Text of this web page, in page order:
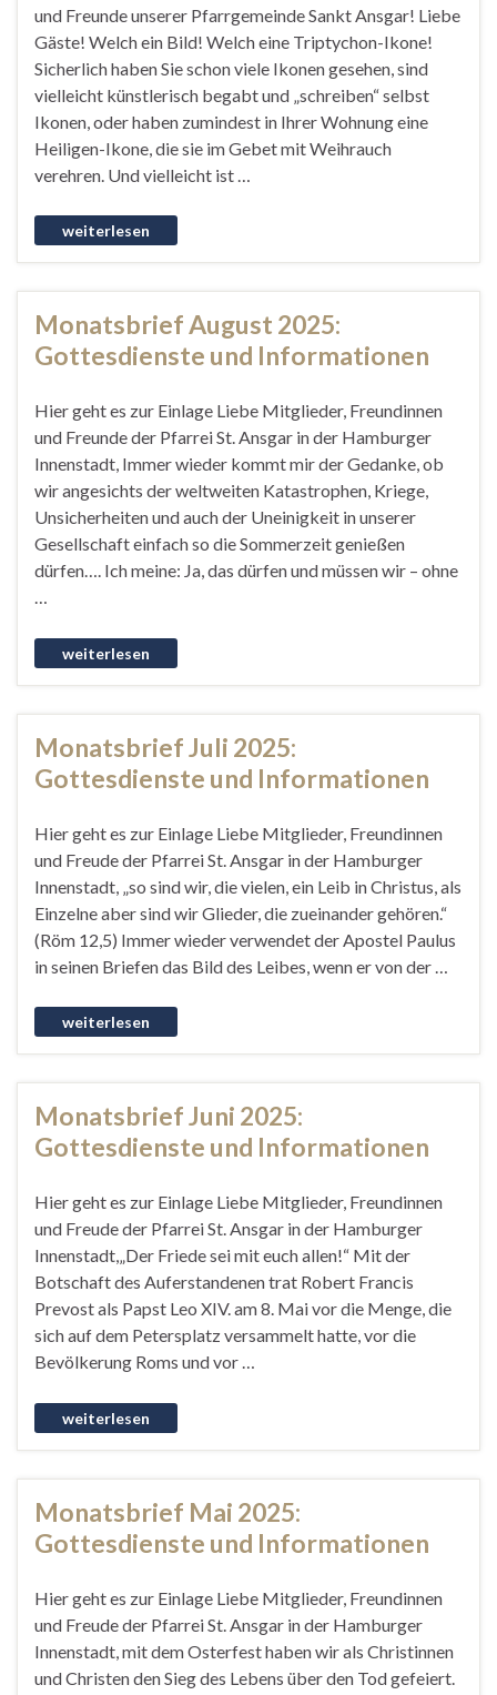
und Freunde unserer Pfarrgemeinde Sankt Ansgar! Liebe
Gäste! Welch ein Bild! Welch eine Triptychon-Ikone!
Sicherlich haben Sie schon viele Ikonen gesehen, sind
vielleicht künstlerisch begabt und „schreiben“ selbst
Ikonen, oder haben zumindest in Ihrer Wohnung eine
Heiligen-Ikone, die sie im Gebet mit Weihrauch
verehren. Und vielleicht ist …
Monatsbrief August 2025:
Gottesdienste und Informationen
Hier geht es zur Einlage Liebe Mitglieder, Freundinnen
und Freunde der Pfarrei St. Ansgar in der Hamburger
Innenstadt, Immer wieder kommt mir der Gedanke, ob
wir angesichts der weltweiten Katastrophen, Kriege,
Unsicherheiten und auch der Uneinigkeit in unserer
Gesellschaft einfach so die Sommerzeit genießen
dürfen…. Ich meine: Ja, das dürfen und müssen wir – ohne
…
Monatsbrief Juli 2025:
Gottesdienste und Informationen
Hier geht es zur Einlage Liebe Mitglieder, Freundinnen
und Freude der Pfarrei St. Ansgar in der Hamburger
Innenstadt, „so sind wir, die vielen, ein Leib in Christus, als
Einzelne aber sind wir Glieder, die zueinander gehören.“
(Röm 12,5) Immer wieder verwendet der Apostel Paulus
in seinen Briefen das Bild des Leibes, wenn er von der …
Monatsbrief Juni 2025:
Gottesdienste und Informationen
Hier geht es zur Einlage Liebe Mitglieder, Freundinnen
und Freude der Pfarrei St. Ansgar in der Hamburger
Innenstadt,„Der Friede sei mit euch allen!“ Mit der
Botschaft des Auferstandenen trat Robert Francis
Prevost als Papst Leo XIV. am 8. Mai vor die Menge, die
sich auf dem Petersplatz versammelt hatte, vor die
Bevölkerung Roms und vor …
Monatsbrief Mai 2025:
Gottesdienste und Informationen
Hier geht es zur Einlage Liebe Mitglieder, Freundinnen
und Freude der Pfarrei St. Ansgar in der Hamburger
Innenstadt, mit dem Osterfest haben wir als Christinnen
und Christen den Sieg des Lebens über den Tod gefeiert.